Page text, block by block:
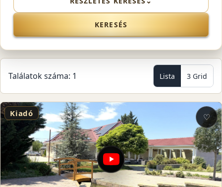
KERESÉS
Találatok száma: 1 Lista 3 Grid
Kiadó ♡